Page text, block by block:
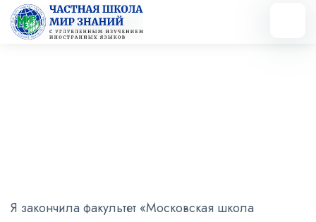
Я закончила факультет «Московская школа